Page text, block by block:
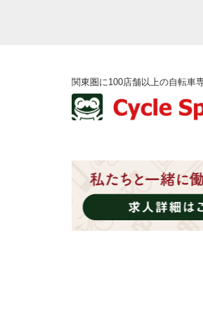
関東圏に100店舗以上の自転車